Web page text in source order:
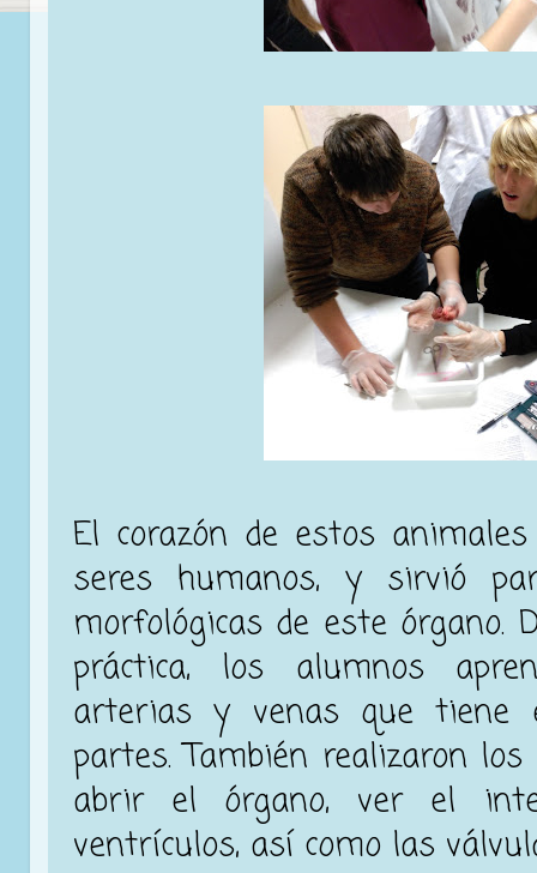
El corazón de estos
seres humanos, y sirvió
morfológicas de este órgano.
práctica, los alumnos
arterias y venas que tiene
partes. También realizaron
abrir el órgano, ver el
ventrículos, así como las